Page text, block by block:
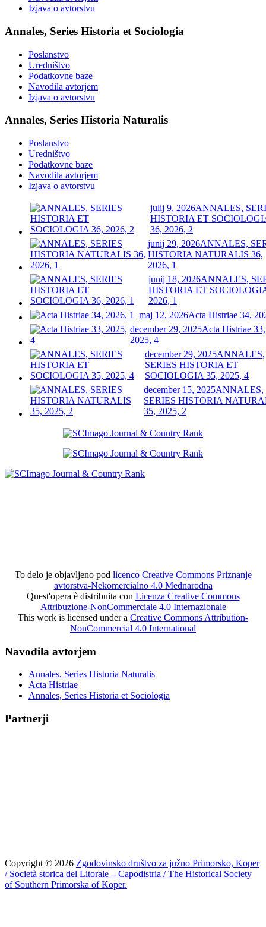
Izjava o avtorstvu
Annales, Series Historia et Sociologia
Poslanstvo
Uredništvo
Podatkovne baze
Navodila avtorjem
Izjava o avtorstvu
Annales, Series Historia Naturalis
Poslanstvo
Uredništvo
Podatkovne baze
Navodila avtorjem
Izjava o avtorstvu
julij 9, 2026ANNALES,
HISTORIA ET
36, 2026, 2
junij 29, 2026ANNALES,
HISTORIA NATURALIS 36,
2026, 1
junij 18, 2026ANNALES,
HISTORIA ET
2026, 1
maj 12, 2026Acta Histriae 34,
december 29, 2025Acta Histriae 33,
2025, 4
december 29, 2025ANNALES,
SERIES HISTORIA ET
SOCIOLOGIA 35, 2025, 4
december 15, 2025ANNALES,
SERIES HISTORIA
35, 2025, 2
To delo je objavljeno pod licenco Creative Commons Priznanje
avtorstva-Nekomercialno 4.0 Mednarodna
Quest'opera è distribuita con Licenza Creative Commons
Attribuzione-NonCommerciale 4.0 Internazionale
This work is licensed under a Creative Commons Attribution-
NonCommercial 4.0 International
Navodila avtorjem
Annales, Series Historia Naturalis
Acta Histriae
Annales, Series Historia et Sociologia
Partnerji
Copyright © 2026 Zgodovinsko društvo za južno Primorsko, Koper
/ Società storica del Litorale – Capodistria / The Historical Society
of Southern Primorska of Koper.